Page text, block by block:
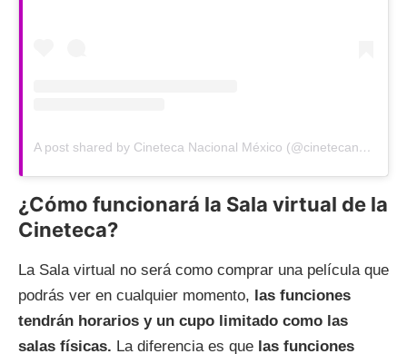
A post shared by Cineteca Nacional México (@cinetecanacionalmx)
¿Cómo funcionará la Sala virtual de la
Cineteca?
La Sala virtual no será como comprar una película que
podrás ver en cualquier momento, las funciones
tendrán horarios y un cupo limitado como las
salas físicas. La diferencia es que las funciones